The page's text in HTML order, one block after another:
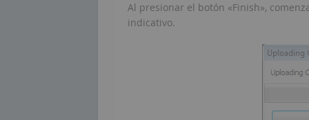
Al presionar el botón «Finish»,
indicativo.